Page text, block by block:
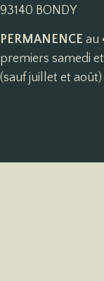
93140 BONDY
PERMANENCE au
premiers samedi
(sauf juillet et août)